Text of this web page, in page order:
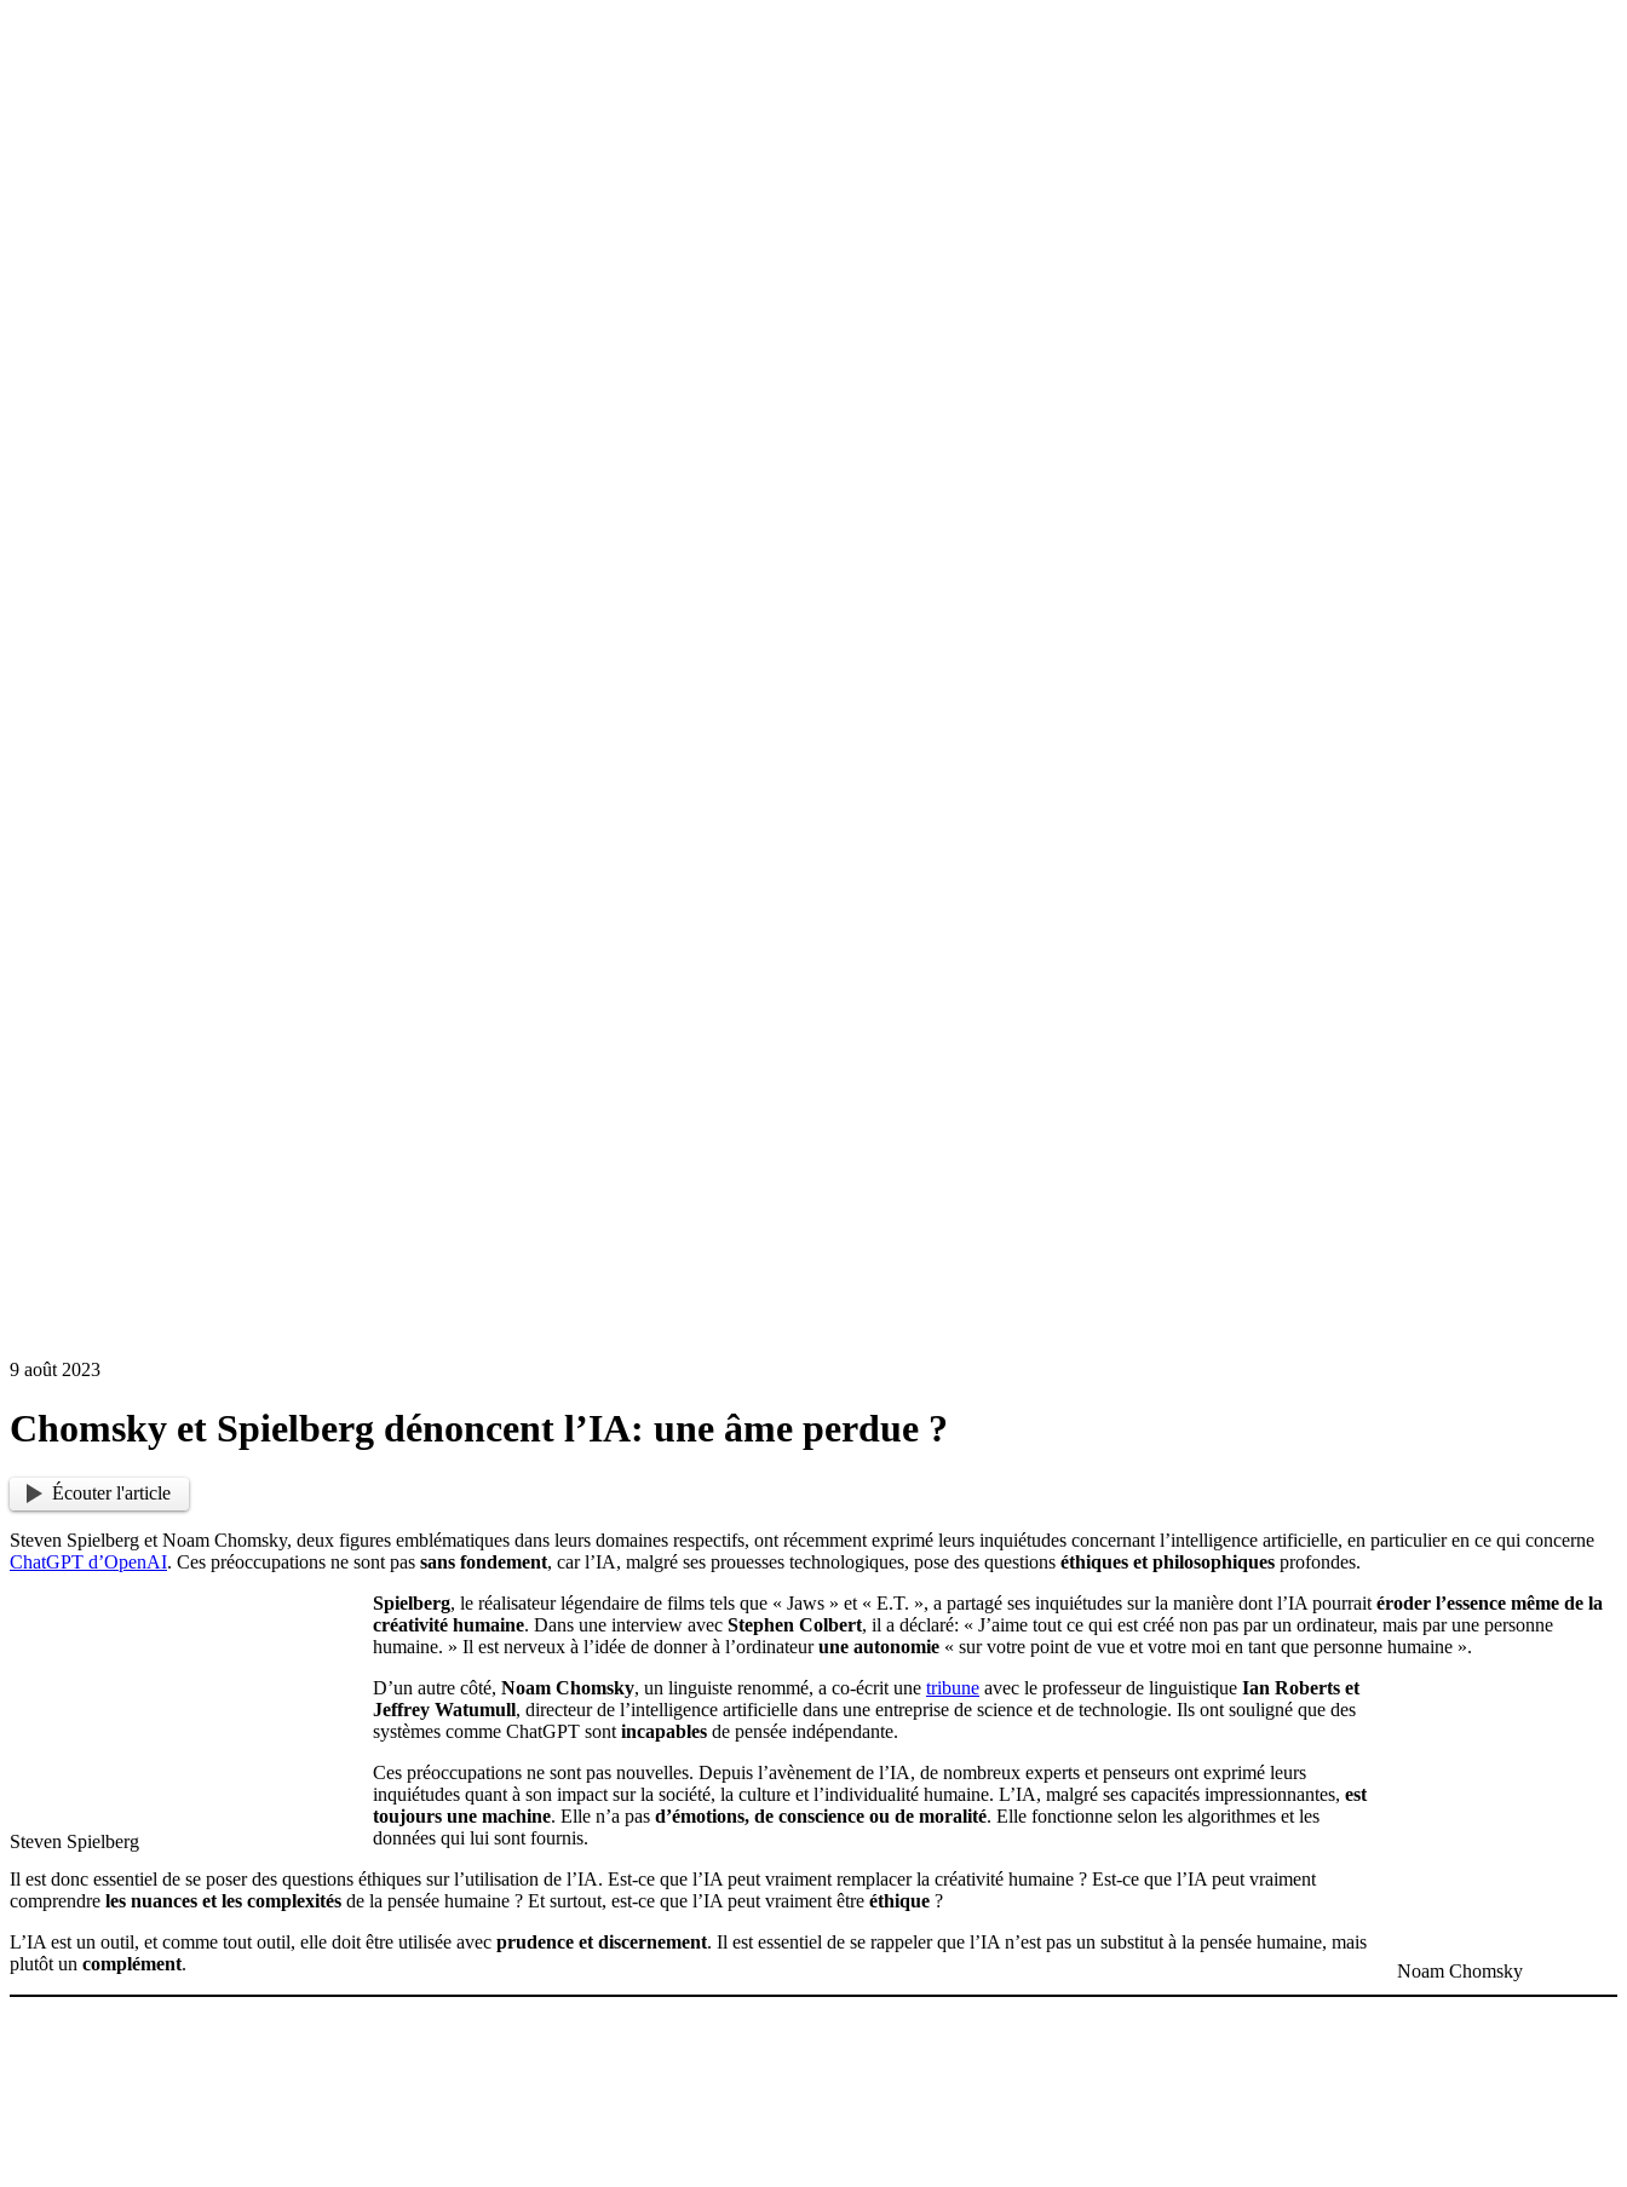
9 août 2023
Chomsky et Spielberg dénoncent l’IA: une âme perdue ?
Écouter l'article
Steven Spielberg et Noam Chomsky, deux figures emblématiques dans leurs domaines respectifs, ont récemment exprimé leurs inquiétudes concernant l’intelligence artificielle, en particulier en ce qui concerne
ChatGPT d’OpenAI. Ces préoccupations ne sont pas sans fondement, car l’IA, malgré ses prouesses technologiques, pose des questions éthiques et philosophiques profondes.
Steven Spielberg
Spielberg, le réalisateur légendaire de films tels que « Jaws » et « E.T. », a partagé ses inquiétudes sur la manière dont l’IA pourrait éroder l’essence même de la
créativité humaine. Dans une interview avec Stephen Colbert, il a déclaré: « J’aime tout ce qui est créé non pas par un ordinateur, mais par une personne
humaine. » Il est nerveux à l’idée de donner à l’ordinateurune autonomie « sur votre point de vue et votre moi en tant que personne humaine ».
Noam Chomsky
D’un autre côté, Noam Chomsky, un linguiste renommé, a co-écrit une tribune avec le professeur de linguistique Ian Roberts et
Jeffrey Watumull, directeur de l’intelligence artificielle dans une entreprise de science et de technologie. Ils ont souligné que des
systèmes comme ChatGPT sont incapables de pensée indépendante.
Ces préoccupations ne sont pas nouvelles. Depuis l’avènement de l’IA, de nombreux experts et penseurs ont exprimé leurs
inquiétudes quant à son impact sur la société, la culture et l’individualité humaine. L’IA, malgré ses capacités impressionnantes, est
toujours une machine. Elle n’a pas d’émotions, de conscience ou de moralité. Elle fonctionne selon les algorithmes et les
données qui lui sont fournis.
Il est donc essentiel de se poser des questions éthiques sur l’utilisation de l’IA. Est-ce que l’IA peut vraiment remplacer la créativité humaine ? Est-ce que l’IA peut vraiment
comprendre les nuances et les complexités de la pensée humaine ? Et surtout, est-ce que l’IA peut vraiment être éthique ?
L’IA est un outil, et comme tout outil, elle doit être utilisée avec prudence et discernement. Il est essentiel de se rappeler que l’IA n’est pas un substitut à la pensée humaine, mais
plutôt un complément.